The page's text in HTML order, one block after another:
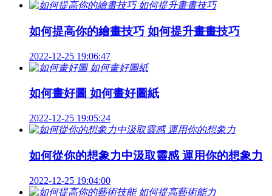
如何提高你的繪畫技巧 如何提升畫畫技巧
2022-12-25 19:06:47
如何畫好圖 如何畫好圖紙
2022-12-25 19:05:24
如何從你的想象力中汲取靈感 運用你的想象力
2022-12-25 19:04:00